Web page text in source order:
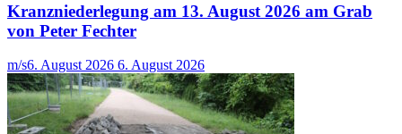
Kranzniederlegung am 13. August 2026 am Grab
von Peter Fechter
m/s6. August 2026 6. August 2026